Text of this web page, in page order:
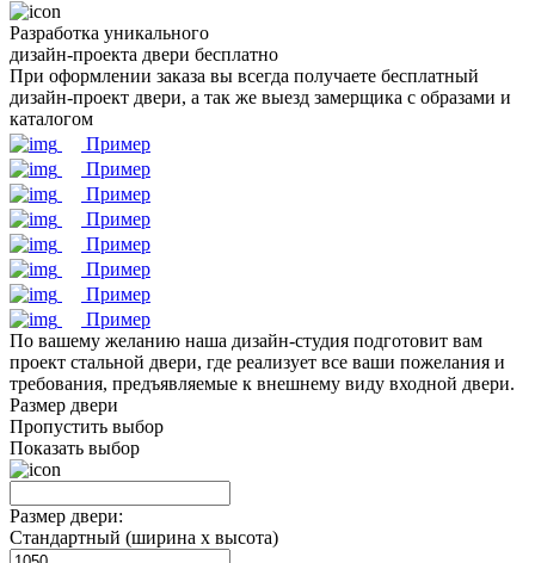
Разработка уникального
дизайн-проекта двери бесплатно
При оформлении заказа вы всегда получаете бесплатный
дизайн-проект двери, а так же выезд замерщика с образами и
каталогом
Пример
Пример
Пример
Пример
Пример
Пример
Пример
Пример
По вашему желанию наша дизайн-студия подготовит вам
проект стальной двери, где реализует все ваши пожелания и
требования, предъявляемые к внешнему виду входной двери.
Размер двери
Пропустить выбор
Показать выбор
Размер двери:
Стандартный (ширина х высота)